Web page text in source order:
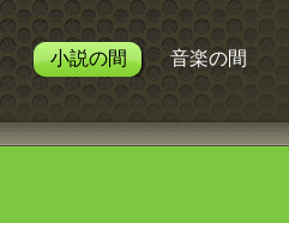
小説の間 音楽の間